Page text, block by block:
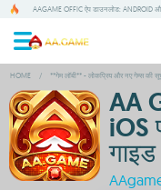
AAGAME OFFIC ऐप डाउनलोड: ANDROID
HOME / **गेम लॉबी** - लोकप्रिय और नए गेम्स की
AA
iOS
गाइड